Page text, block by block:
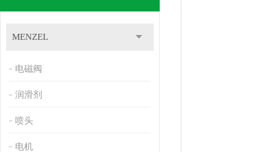
MENZEL
电磁阀
润滑剂
喷头
电机